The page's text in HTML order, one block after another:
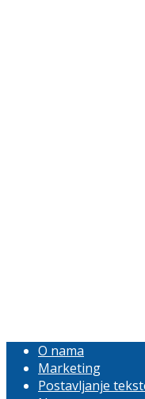
O nama
Marketing
Postavljanje